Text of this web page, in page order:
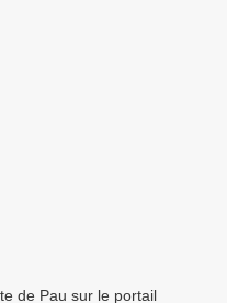
de Pau sur le portail